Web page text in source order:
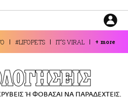
το
περιεχόμενο
#LIFOPETS IT'S VIRAL + more
Ή ΦΟΒΑΣΑΙ ΝΑ ΠΑΡΑΔΕΧΤΕΙΣ.